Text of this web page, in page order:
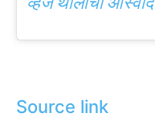
Source link